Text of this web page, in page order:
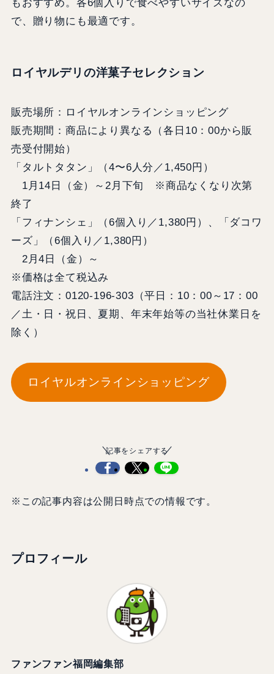
もおすすめ。各6個入りで食べやすいサイズなの
で、贈り物にも最適です。
ロイヤルデリの洋菓子セレクション
販売場所：ロイヤルオンラインショッピング
販売期間：商品により異なる（各日10：00から販
売受付開始）
「タルトタタン」（4〜6人分／1,450円）
1月14日（金）～2月下旬 ※商品なくなり次第
終了
「フィナンシェ」（6個入り／1,380円）、「ダコワ
ーズ」（6個入り／1,380円）
2月4日（金）～
※価格は全て税込み
電話注文：0120-196-303（平日：10：00～17：00
／土・日・祝日、夏期、年末年始等の当社休業日を
除く）
ロイヤルオンラインショッピング
記事をシェアする
※この記事内容は公開日時点での情報です。
プロフィール
ファンファン福岡編集部